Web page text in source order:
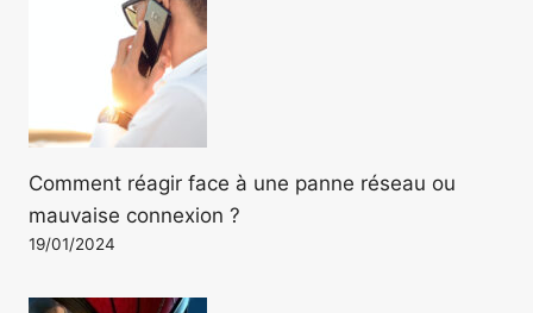
Comment réagir face à une panne réseau ou
mauvaise connexion ?
19/01/2024